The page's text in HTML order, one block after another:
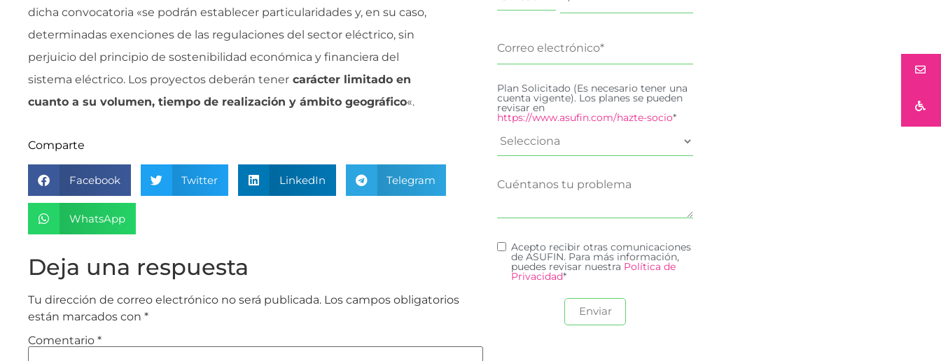
dicha convocatoria «se podrán establecer particularidades y, en su caso,
determinadas exenciones de las regulaciones del sector eléctrico, sin
perjuicio del principio de sostenibilidad económica y financiera del
sistema eléctrico. Los proyectos deberán tener carácter limitado en
cuanto a su volumen, tiempo de realización y ámbito geográfico«.
Comparte
Facebook Twitter LinkedIn Telegram
WhatsApp
Deja una respuesta
Tu dirección de correo electrónico no será publicada. Los campos obligatorios
están marcados con *
Comentario *
Plan Solicitado (Es necesario tener una
cuenta vigente). Los planes se pueden
revisar en
https://www.asufin.com/hazte-socio*
Acepto recibir otras comunicaciones
de ASUFIN. Para más información,
puedes revisar nuestra Política de
Privacidad*